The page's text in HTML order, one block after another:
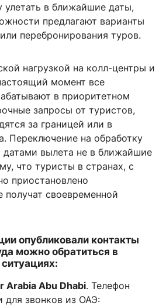
улетать в ближайшие даты,
предлагают варианты
перебронирования туров.
нагрузкой на колл-центры и
момент все
в приоритетном
запросы от туристов,
за границей или в
Переключение на обработку
датами вылета не в ближайшие
что туристы в странах, с
приостановлено
получат своевременной
опубликовали контакты
можно обратиться в
Arabia Abu Dhabi. Телефон
для звонков из ОАЭ: